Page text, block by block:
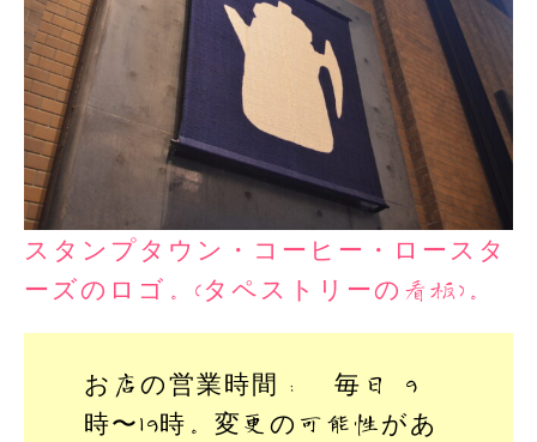
スタンプタウン・コーヒー・ロースタ
ーズのロゴ。(タペストリーの看板)。
お店の営業時間： 毎日 9
時〜19時。変更の可能性があ